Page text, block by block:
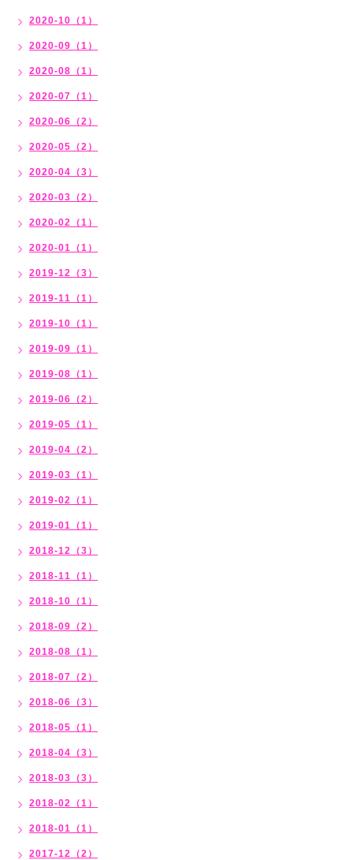
2020-10（1）
2020-09（1）
2020-08（1）
2020-07（1）
2020-06（2）
2020-05（2）
2020-04（3）
2020-03（2）
2020-02（1）
2020-01（1）
2019-12（3）
2019-11（1）
2019-10（1）
2019-09（1）
2019-08（1）
2019-06（2）
2019-05（1）
2019-04（2）
2019-03（1）
2019-02（1）
2019-01（1）
2018-12（3）
2018-11（1）
2018-10（1）
2018-09（2）
2018-08（1）
2018-07（2）
2018-06（3）
2018-05（1）
2018-04（3）
2018-03（3）
2018-02（1）
2018-01（1）
2017-12（2）